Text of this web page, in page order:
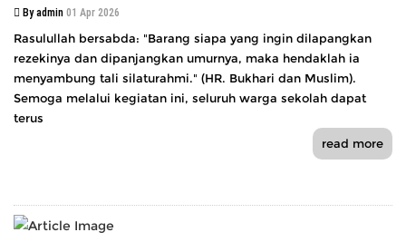
By admin 01 Apr 2026
Rasulullah bersabda: "Barang siapa yang ingin dilapangkan
rezekinya dan dipanjangkan umurnya, maka hendaklah ia
menyambung tali silaturahmi." (HR. Bukhari dan Muslim).
Semoga melalui kegiatan ini, seluruh warga sekolah dapat
terus
read more